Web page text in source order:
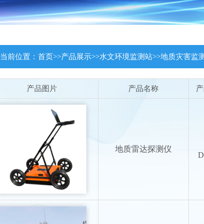
当前位置：首页>>产品展示>>水文环境监测站>>地质灾害监
产品图片 产品名称
地质雷达探测仪